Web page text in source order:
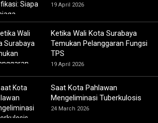
19 April 2026
Ketika Wali Kota Surabaya
Temukan Pelanggaran Fungsi
TPS
19 April 2026
Saat Kota Pahlawan
Mengeliminasi Tuberkulosis
24 March 2026